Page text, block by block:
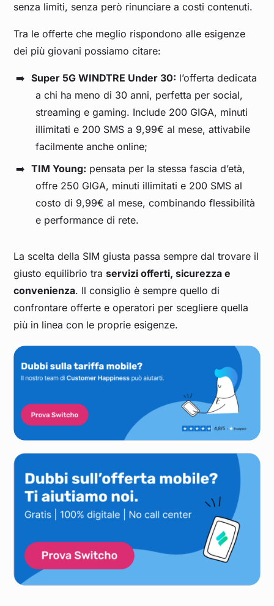
senza limiti, senza però rinunciare a costi contenuti.
Tra le offerte che meglio rispondono alle esigenze
dei più giovani possiamo citare:
Super 5G WINDTRE Under 30: l’offerta dedicata
a chi ha meno di 30 anni, perfetta per social,
streaming e gaming. Include 200 GIGA, minuti
illimitati e 200 SMS a 9,99€ al mese, attivabile
facilmente anche online;
TIM Young: pensata per la stessa fascia d’età,
offre 250 GIGA, minuti illimitati e 200 SMS al
costo di 9,99€ al mese, combinando flessibilità
e performance di rete.
La scelta della SIM giusta passa sempre dal trovare il
giusto equilibrio traservizi offerti, sicurezza e
convenienza. Il consiglio è sempre quello di
confrontare offerte e operatori per scegliere quella
più in linea con le proprie esigenze.